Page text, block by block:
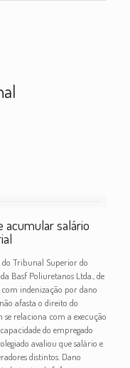
acumular salário
Tribunal Superior do
Basf Poliuretanos Ltda., de
indenização por dano
afasta o direito do
se relaciona com a execução
do empregado
avaliou que salário e
distintos. Dano